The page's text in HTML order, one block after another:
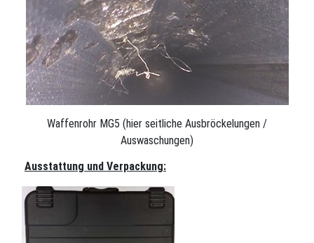
Waffenrohr MG5 (hier seitliche Ausbröckelungen /
Auswaschungen)
Ausstattung und Verpackung: